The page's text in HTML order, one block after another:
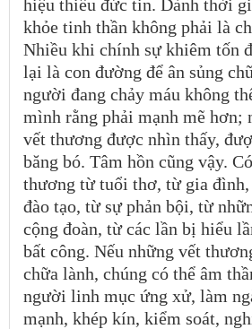
hiệu thiếu đức tin. Dành thời
khỏe tinh thần không phải là
Nhiều khi chính sự khiêm tốn
lại là con đường để ân sủng
người đang chảy máu không
mình rằng phải mạnh mẽ hơn;
vết thương được nhìn thấy,
băng bó. Tâm hồn cũng vậy.
thương từ tuổi thơ, từ gia đình,
đào tạo, từ sự phản bội, từ
cộng đoàn, từ các lần bị hiểu
bất công. Nếu những vết
chữa lành, chúng có thể âm
người linh mục ứng xử, làm
mạnh, khép kín, kiểm soát,